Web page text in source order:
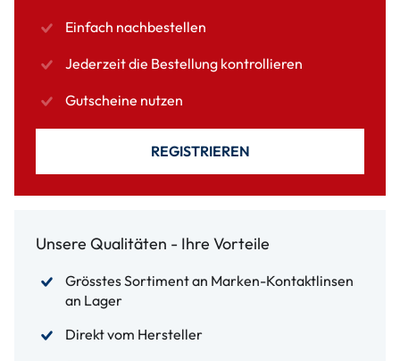
Einfach nachbestellen
Jederzeit die Bestellung kontrollieren
Gutscheine nutzen
REGISTRIEREN
Unsere Qualitäten - Ihre Vorteile
Grösstes Sortiment an Marken-Kontaktlinsen
an Lager
Direkt vom Hersteller